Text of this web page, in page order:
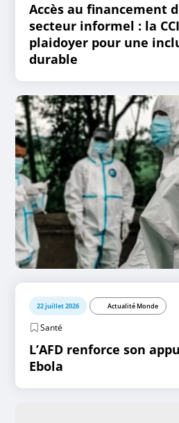
Accès au financement
secteur informel : la
plaidoyer pour une
durable
22 juillet 2026 Actualité Monde
Santé
L’AFD renforce son
Ebola